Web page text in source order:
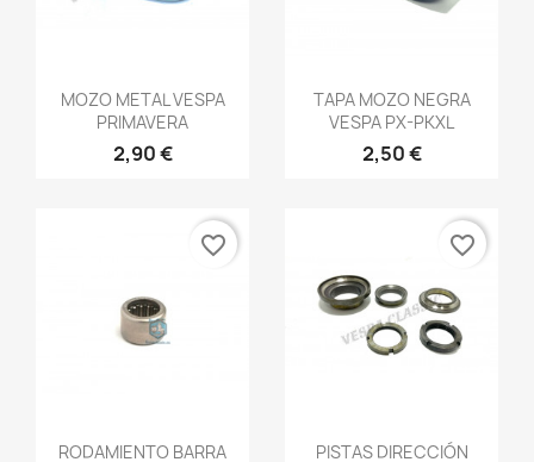
Vista rápida
MOZO METAL VESPA
PRIMAVERA
2,90 €
Vista rápida
TAPA MOZO NEGRA
VESPA PX-PKXL
2,50 €
Vista rápida
RODAMIENTO BARRA
favorite_border
Vista rápida
PISTAS DIRECCIÓN
favorite_border